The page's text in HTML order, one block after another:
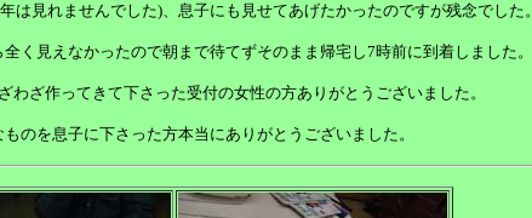
見れませんでした)、息子にも見せてあげたかったのですが残念でした。
く見えなかったので朝まで待てずそのまま帰宅し7時前に到着しました。
ざ作ってきて下さった受付の女性の方ありがとうございました。
のを息子に下さった方本当にありがとうございました。